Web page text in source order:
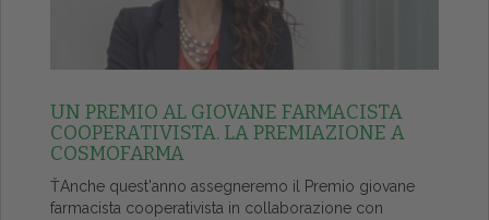
UN PREMIO AL GIOVANE FARMACISTA
COOPERATIVISTA. LA PREMIAZIONE A
COSMOFARMA
ŤAnche quest'anno assegneremo il Premio giovane
farmacista cooperativista in collaborazione con